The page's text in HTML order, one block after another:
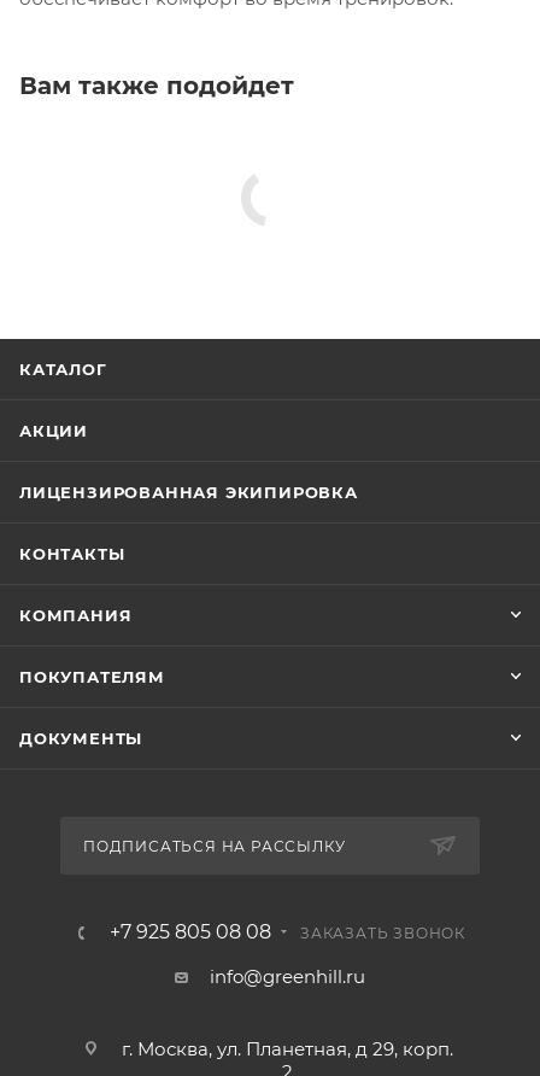
Вам также подойдет
КАТАЛОГ
АКЦИИ
ЛИЦЕНЗИРОВАННАЯ ЭКИПИРОВКА
КОНТАКТЫ
КОМПАНИЯ
ПОКУПАТЕЛЯМ
ДОКУМЕНТЫ
ПОДПИСАТЬСЯ НА РАССЫЛКУ
+7 925 805 08 08 ЗАКАЗАТЬ ЗВОНОК
info@greenhill.ru
г. Москва, ул. Планетная, д 29, корп.